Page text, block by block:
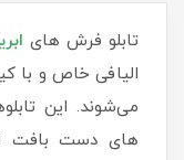
تابلو فرش های
الیافی خاص و با
می‌شوند. این
های دست بافت